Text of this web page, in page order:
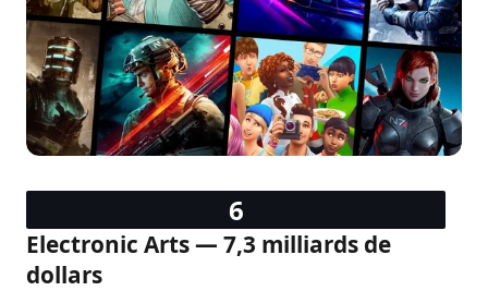
Electronic Arts — 7,3 milliards de
dollars